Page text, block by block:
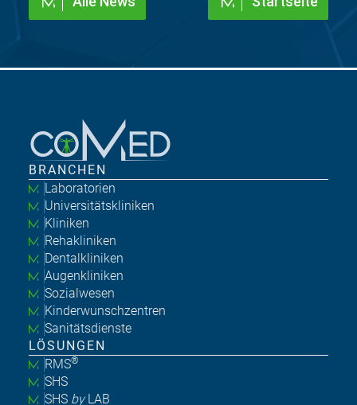
BRANCHEN
Laboratorien
Universitätskliniken
Kliniken
Rehakliniken
Dentalkliniken
Augenkliniken
Sozialwesen
Kinderwunschzentren
Sanitätsdienste
LÖSUNGEN
RMS®
SHS
SHS byLAB